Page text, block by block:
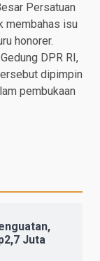
Persatuan
membahas isu
honorer.
DPR RI,
dipimpin
pembukaan
Juta